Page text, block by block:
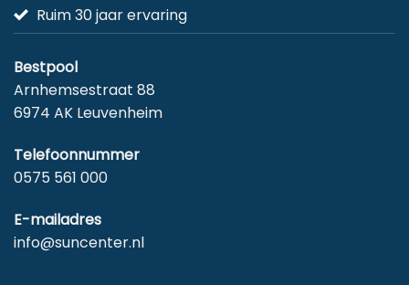
Ruim 30 jaar ervaring
Bestpool
Arnhemsestraat 88
6974 AK Leuvenheim
Telefoonnummer
0575 561 000
E-mailadres
info@suncenter.nl